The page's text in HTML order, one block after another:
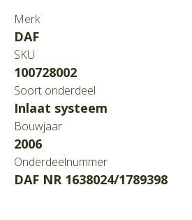
Merk
DAF
SKU
100728002
Soort onderdeel
Inlaat systeem
Bouwjaar
2006
Onderdeelnummer
DAF NR 1638024/1789398